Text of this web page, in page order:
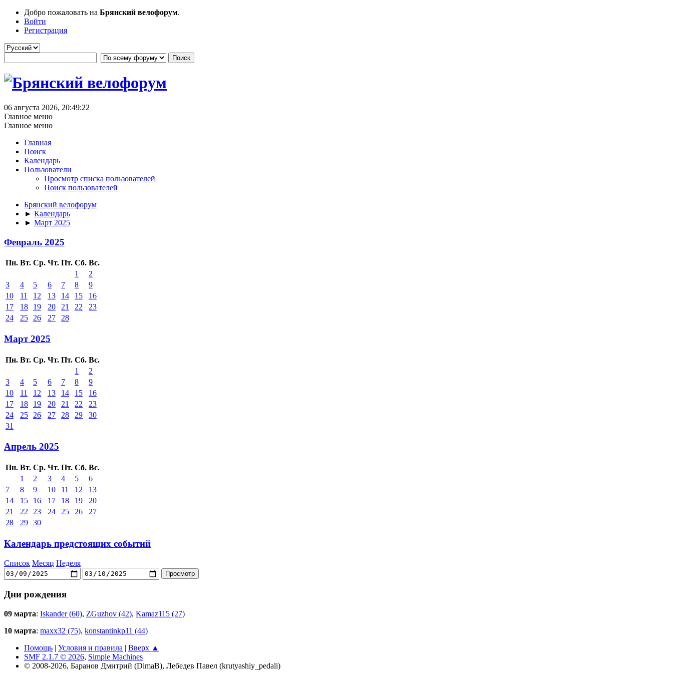
Добро пожаловать на Брянский велофорум.
Войти
Регистрация
06 августа 2026, 20:49:22
Главное меню
Главное меню
Главная
Поиск
Календарь
Пользователи
Просмотр списка пользователей
Поиск пользователей
Брянский велофорум
► Календарь
► Март 2025
Февраль 2025
Пн. Вт. Ср. Чт. Пт. Сб. Вс.
1
2
3
4 5 6 7 8
9
10
11 12 13 14 15
16
17
18 19 20 21 22
23
24
25 26 27 28
Март 2025
Пн. Вт. Ср. Чт. Пт. Сб. Вс.
1
2
3
4 5 6 7 8
9
10
11 12 13 14 15
16
17
18 19 20 21 22
23
24
25 26 27 28 29
30
31
Апрель 2025
Пн. Вт. Ср. Чт. Пт. Сб. Вс.
1
2 3 4 5
6
7
8 9 10 11 12
13
14
15 16 17 18 19
20
21
22 23 24 25 26
27
28
29 30
Календарь предстоящих событий
Список Месяц Неделя
Дни рождения
09 марта: Iskander (60), ZGuzhov (42), Kamaz115 (27)
10 марта: maxx32 (75), konstantinkp11 (44)
Помощь | Условия и правила | Вверх ▲
SMF 2.1.7 © 2026, Simple Machines
© 2008-2026, Баранов Дмитрий (DimaB), Лебедев Павел (krutyashiy_pedali)